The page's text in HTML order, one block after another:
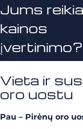
Jums reikia
kainos
įvertinimo?
Vieta ir
oro uostu
Pau – Pirėnų oro